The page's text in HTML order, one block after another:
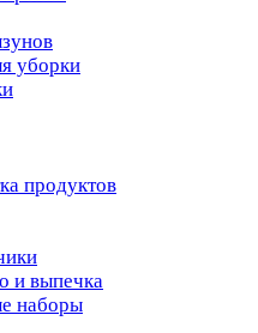
уборки
продуктов
и выпечка
наборы